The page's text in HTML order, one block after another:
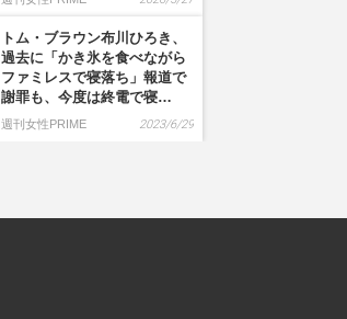
トム・ブラウン布川ひろき、
過去に「かき氷を食べながら
ファミレスで寝落ち」報道で
謝罪も、今度は終電で寝…
週刊女性PRIME 2023/6/29